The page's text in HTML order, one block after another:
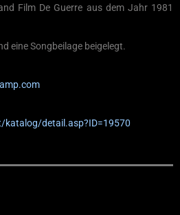
Film De Guerre aus dem Jahr 1981
eine Songbeilage beigelegt.
detail.asp?ID=19570